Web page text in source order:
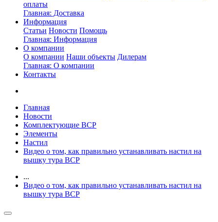
оплаты
Главная: Доставка
Информация
Статьи Новости Помощь
Главная: Информация
О компании
О компании Наши объекты Дилерам
Главная: О компании
Контакты
Главная
Новости
Комплектующие ВСР
Элементы
Настил
Видео о том, как правильно устанавливать настил на
вышку тура ВСР
...
Видео о том, как правильно устанавливать настил на
вышку тура ВСР